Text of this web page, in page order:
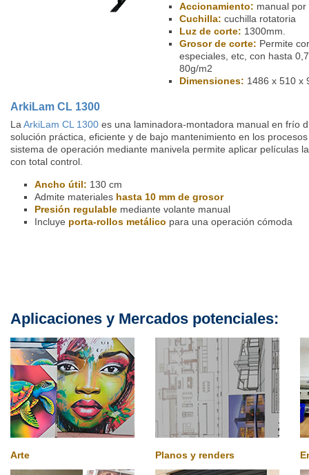
Accionamiento: manual por
Cuchilla: cuchilla rotatoria
Luz de corte: 1300mm.
Grosor de corte: Permite
especiales, etc, con hasta
80g/m2
Dimensiones: 1486 x 510 x
ArkiLam CL 1300
LaArkiLam CL 1300 es una laminadora-montadora manual en frío
solución práctica, eficiente y de bajo mantenimiento en los
sistema de operación mediante manivela permite aplicar películas
con total control.
Ancho útil: 130 cm
Admite materiales hasta 10 mm de grosor
Presión regulable mediante volante manual
Incluye porta-rollos metálico para una operación cómoda
Aplicaciones y Mercados potenciales:
Arte Planos y renders